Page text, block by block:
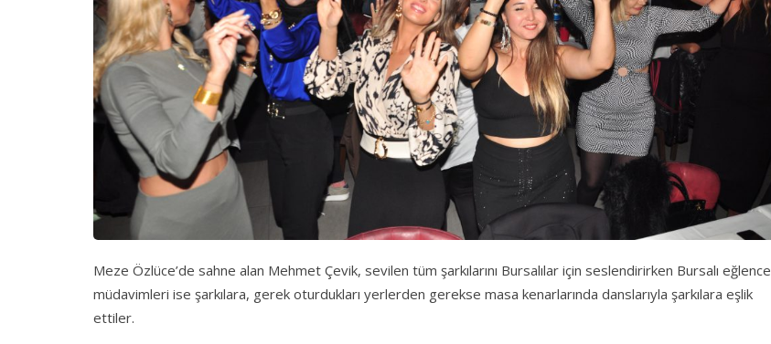
Meze Özlüce’de sahne alan Mehmet Çevik, sevilen tüm şarkılarını Bursalılar için seslendirirken Bursalı eğlence
müdavimleri ise şarkılara, gerek oturdukları yerlerden gerekse masa kenarlarında danslarıyla şarkılara eşlik
ettiler.